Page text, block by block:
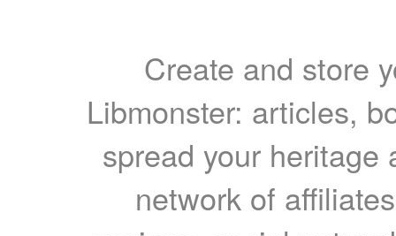
Create and store
Libmonster: articles,
spread your heritage
network of